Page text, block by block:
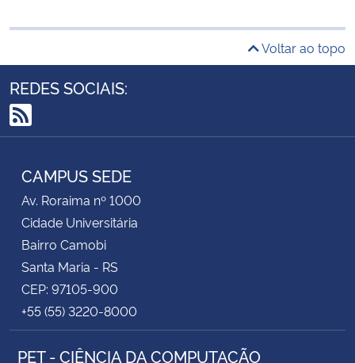
Voltar ao topo
REDES SOCIAIS:
RSS
CAMPUS SEDE
Av. Roraima nº 1000
Cidade Universitária
Bairro Camobi
Santa Maria - RS
CEP: 97105-900
+55 (55) 3220-8000
PET - CIÊNCIA DA COMPUTAÇÃO